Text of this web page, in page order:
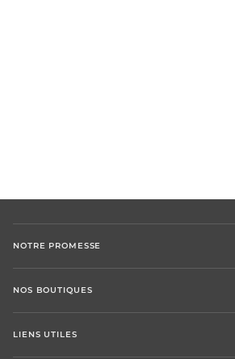
NOTRE PROMESSE
NOS BOUTIQUES
LIENS UTILES